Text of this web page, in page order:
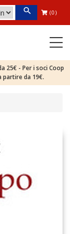
(0)
25€ - Per i soci Coop
da 19€.